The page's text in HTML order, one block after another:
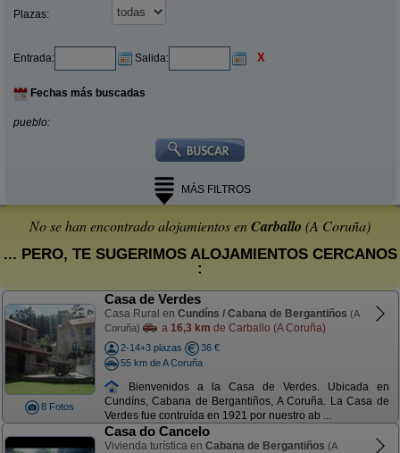
Plazas:
Entrada: Salida: X
Fechas más buscadas
pueblo:
MÁS FILTROS
No se han encontrado alojamientos enCarballo (A Coruña)
... PERO, TE SUGERIMOS ALOJAMIENTOS CERCANOS
:
8 Fotos
Casa de Verdes
Casa Rural en Cundíns / Cabana de Bergantiños (A
Coruña)
a 16,3 km de Carballo (A Coruña)
2-14+3 plazas
36 €
55 km de A Coruña
Bienvenidos a la Casa de Verdes. Ubicada en
Cundíns, Cabana de Bergantiños, A Coruña. La Casa de
Verdes fue contruída en 1921 por nuestro ab ...
Casa do Cancelo
Vivienda turística en Cabana de Bergantiños (A